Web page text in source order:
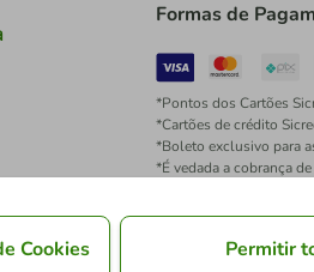
Formas de
*Pontos dos Cartões
*Cartões de crédito
*Boleto exclusivo para
*É vedada a cobrança
Cookies Permitir